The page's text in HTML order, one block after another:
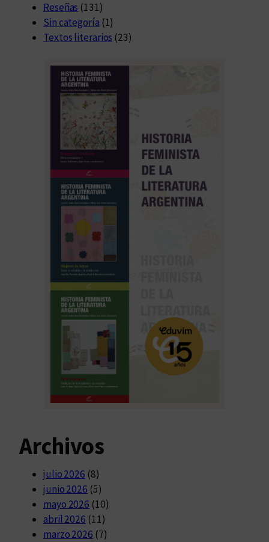
Reseñas (131)
Sin categoría (1)
Textos literarios (23)
Archivos
julio 2026 (8)
junio 2026 (5)
mayo 2026 (10)
abril 2026 (11)
marzo 2026 (7)